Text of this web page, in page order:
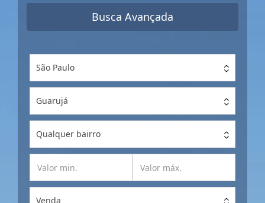
Busca Avançada
São Paulo
Guarujá
Qualquer bairro
Venda